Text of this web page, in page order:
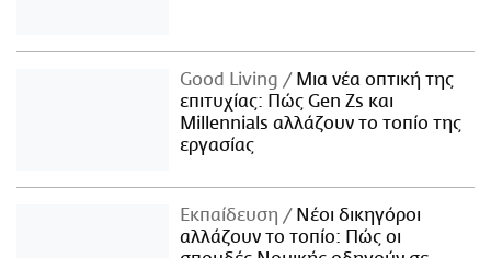
Good Living
Μια νέα οπτική της
επιτυχίας: Πώς Gen Zs και
Millennials αλλάζουν το τοπίο της
εργασίας
Εκπαίδευση
Νέοι δικηγόροι
αλλάζουν το τοπίο: Πώς οι